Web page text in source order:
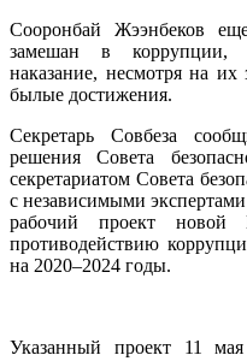
Сооронбай Жээнбеков
замешан в коррупции,
наказание, несмотря на
былые достижения.
Секретарь Совбеза
решения Совета
секретариатом Совета
с независимыми
рабочий проект новой
противодействию
на 2020–2024 годы.
Указанный проект 11